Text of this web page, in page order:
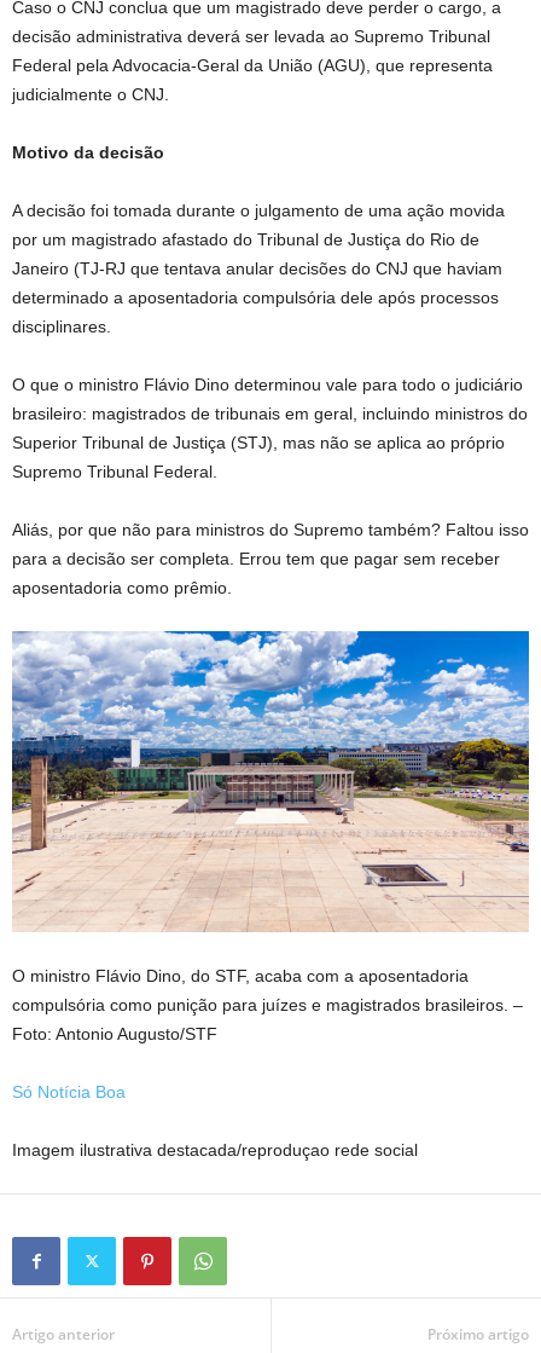
Caso o CNJ conclua que um magistrado deve perder o cargo, a
decisão administrativa deverá ser levada ao Supremo Tribunal
Federal pela Advocacia-Geral da União (AGU), que representa
judicialmente o CNJ.
Motivo da decisão
A decisão foi tomada durante o julgamento de uma ação movida
por um magistrado afastado do Tribunal de Justiça do Rio de
Janeiro (TJ-RJ que tentava anular decisões do CNJ que haviam
determinado a aposentadoria compulsória dele após processos
disciplinares.
O que o ministro Flávio Dino determinou vale para todo o judiciário
brasileiro: magistrados de tribunais em geral, incluindo ministros do
Superior Tribunal de Justiça (STJ), mas não se aplica ao próprio
Supremo Tribunal Federal.
Aliás, por que não para ministros do Supremo também? Faltou isso
para a decisão ser completa. Errou tem que pagar sem receber
aposentadoria como prêmio.
O ministro Flávio Dino, do STF, acaba com a aposentadoria
compulsória como punição para juízes e magistrados brasileiros. –
Foto: Antonio Augusto/STF
Só Notícia Boa
Imagem ilustrativa destacada/reproduçao rede social
Artigo anterior Próximo artigo